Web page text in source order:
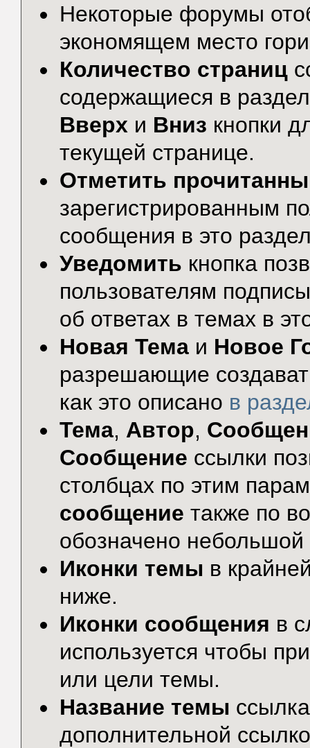
Некоторые форумы
экономящем место
Количество страниц
содержащиеся в
Вверх и Вниз кнопки
текущей странице.
Отметить
зарегистрированным
сообщения в это
Уведомить кнопка
пользователям
об ответах в темах в
Новая Тема и Новое
разрешающие
как это описано в
Тема, Автор,
Сообщение ссылки
столбцах по этим
сообщение также по
обозначено небольшой
Иконки темы в
ниже.
Иконки сообщения в
используется чтобы
или цели темы.
Название темы
дополнительной